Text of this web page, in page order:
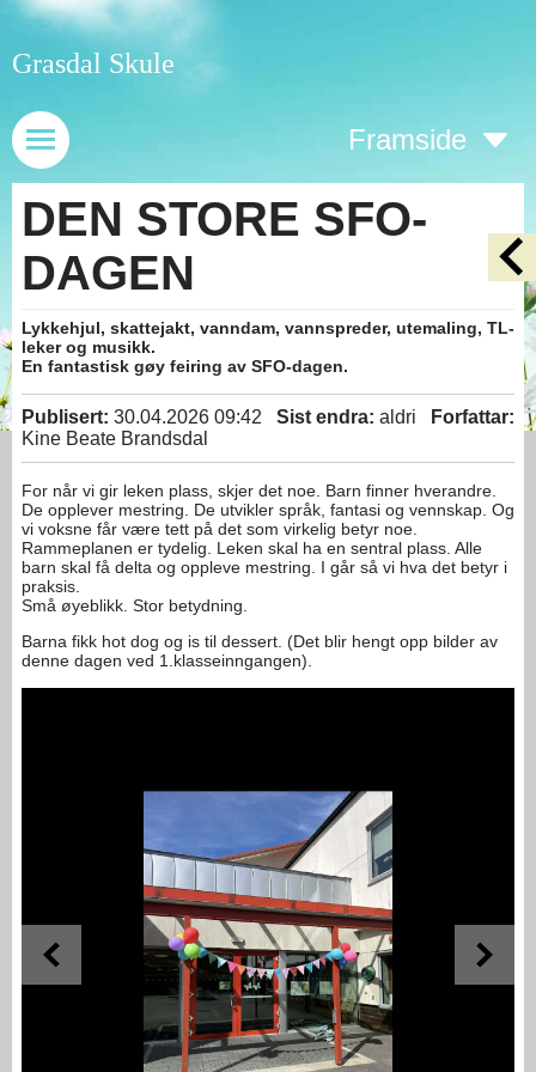
Grasdal Skule
Framside
DEN STORE SFO-
DAGEN
Lykkehjul, skattejakt, vanndam, vannspreder, utemaling, TL-
leker og musikk.
En fantastisk gøy feiring av SFO-dagen.
Publisert: 30.04.2026 09:42 Sist endra: aldri
Forfattar:
Kine Beate Brandsdal
For når vi gir leken plass, skjer det noe. Barn finner hverandre.
De opplever mestring. De utvikler språk, fantasi og vennskap. Og
vi voksne får være tett på det som virkelig betyr noe.
Rammeplanen er tydelig. Leken skal ha en sentral plass. Alle
barn skal få delta og oppleve mestring. I går så vi hva det betyr i
praksis.
Små øyeblikk. Stor betydning.
Barna fikk hot dog og is til dessert. (Det blir hengt opp bilder av
denne dagen ved 1.klasseinngangen).